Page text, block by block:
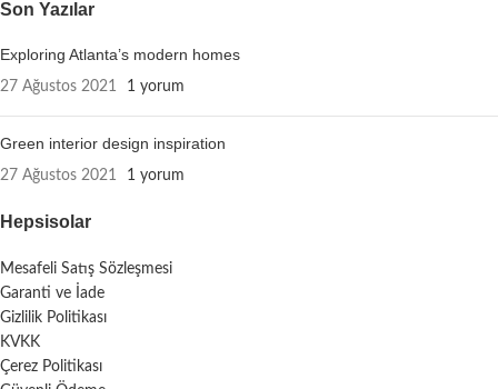
Son Yazılar
Exploring Atlanta’s modern homes
27 Ağustos 2021 1 yorum
Green interior design inspiration
27 Ağustos 2021 1 yorum
Hepsisolar
Mesafeli Satış Sözleşmesi
Garanti ve İade
Gizlilik Politikası
KVKK
Çerez Politikası